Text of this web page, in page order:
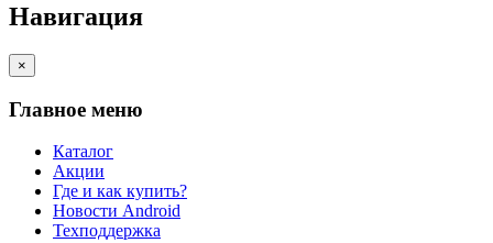
Навигация
×
Главное меню
Каталог
Акции
Где и как купить?
Новости Android
Техподдержка